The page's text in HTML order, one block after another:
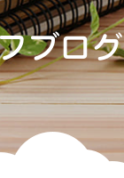
ブログ